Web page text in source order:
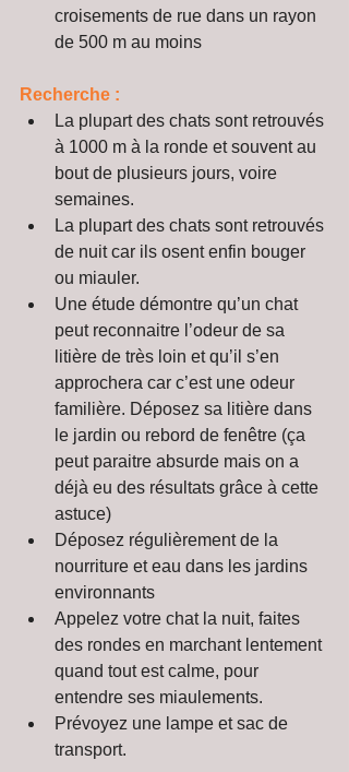
croisements de rue dans un rayon
de 500 m au moins
Recherche :
La plupart des chats sont retrouvés
à 1000 m à la ronde et souvent au
bout de plusieurs jours, voire
semaines.
La plupart des chats sont retrouvés
de nuit car ils osent enfin bouger
ou miauler.
Une étude démontre qu’un chat
peut reconnaitre l’odeur de sa
litière de très loin et qu’il s’en
approchera car c’est une odeur
familière. Déposez sa litière dans
le jardin ou rebord de fenêtre (ça
peut paraitre absurde mais on a
déjà eu des résultats grâce à cette
astuce)
Déposez régulièrement de la
nourriture et eau dans les jardins
environnants
Appelez votre chat la nuit, faites
des rondes en marchant lentement
quand tout est calme, pour
entendre ses miaulements.
Prévoyez une lampe et sac de
transport.